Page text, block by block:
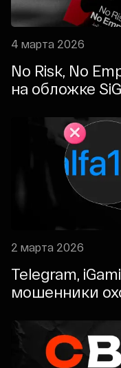
4 марта 2026
No Risk, No
на обложке
2 марта 2026
Telegram,
мошенники